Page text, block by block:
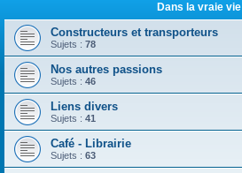
Dans la vraie vie
Constructeurs et transporteurs
Sujets : 78
Nos autres passions
Sujets : 46
Liens divers
Sujets : 41
Café - Librairie
Sujets : 63